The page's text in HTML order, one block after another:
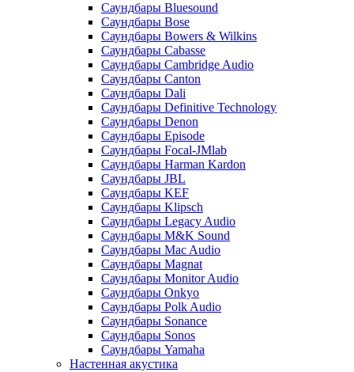
Саундбары Bluesound
Саундбары Bose
Саундбары Bowers & Wilkins
Саундбары Cabasse
Саундбары Cambridge Audio
Саундбары Canton
Саундбары Dali
Саундбары Definitive Technology
Саундбары Denon
Саундбары Episode
Саундбары Focal-JMlab
Саундбары Harman Kardon
Саундбары JBL
Саундбары KEF
Саундбары Klipsch
Саундбары Legacy Audio
Саундбары M&K Sound
Саундбары Mac Audio
Саундбары Magnat
Саундбары Monitor Audio
Саундбары Onkyo
Саундбары Polk Audio
Саундбары Sonance
Саундбары Sonos
Саундбары Yamaha
Настенная акустика